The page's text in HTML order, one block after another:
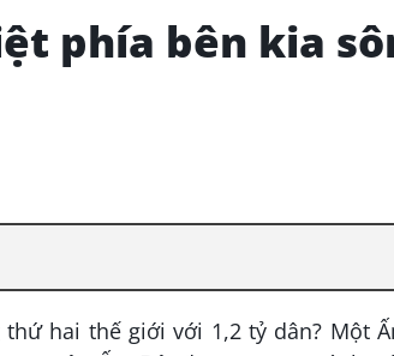
phía bên kia
hai thế giới với 1,2 tỷ dân? Một